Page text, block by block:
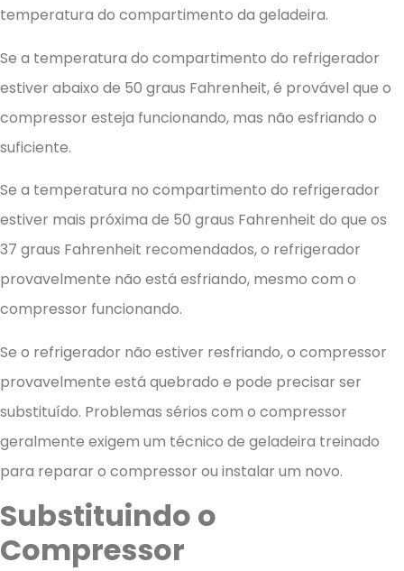
temperatura do compartimento da geladeira.
Se a temperatura do compartimento do refrigerador
estiver abaixo de 50 graus Fahrenheit, é provável que o
compressor esteja funcionando, mas não esfriando o
suficiente.
Se a temperatura no compartimento do refrigerador
estiver mais próxima de 50 graus Fahrenheit do que os
37 graus Fahrenheit recomendados, o refrigerador
provavelmente não está esfriando, mesmo com o
compressor funcionando.
Se o refrigerador não estiver resfriando, o compressor
provavelmente está quebrado e pode precisar ser
substituído. Problemas sérios com o compressor
geralmente exigem um técnico de geladeira treinado
para reparar o compressor ou instalar um novo.
Substituindo o
Compressor